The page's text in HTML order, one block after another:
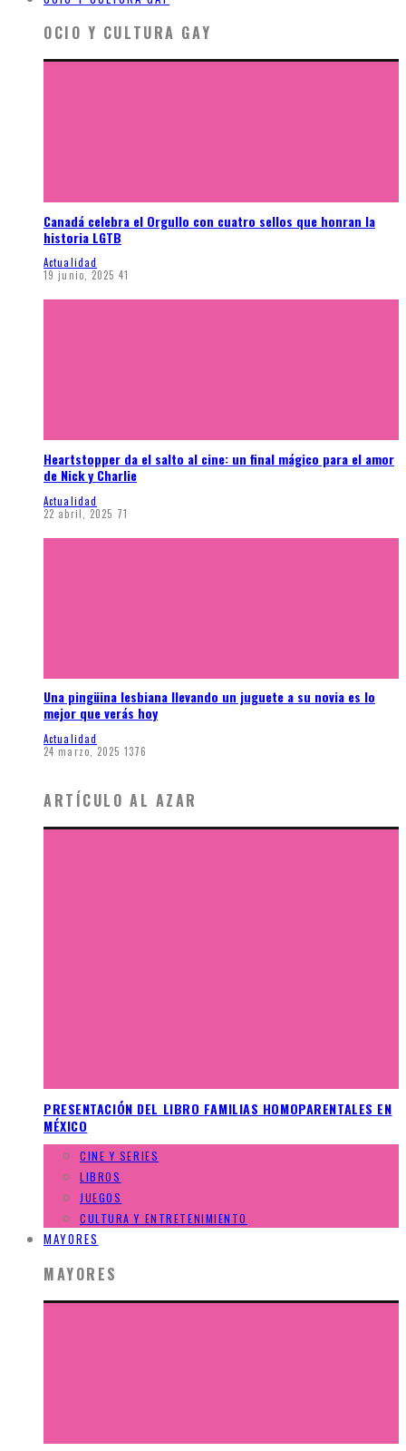
OCIO Y CULTURA GAY
Canadá celebra el Orgullo con cuatro sellos que honran la
historia LGTB
Actualidad
19 junio, 2025 41
Heartstopper da el salto al cine: un final mágico para el amor
de Nick y Charlie
Actualidad
22 abril, 2025 71
Una pingüina lesbiana llevando un juguete a su novia es lo
mejor que verás hoy
Actualidad
24 marzo, 2025 1376
ARTÍCULO AL AZAR
PRESENTACIÓN DEL LIBRO FAMILIAS HOMOPARENTALES EN
MÉXICO
CINE Y SERIES
LIBROS
JUEGOS
CULTURA Y ENTRETENIMIENTO
MAYORES
MAYORES